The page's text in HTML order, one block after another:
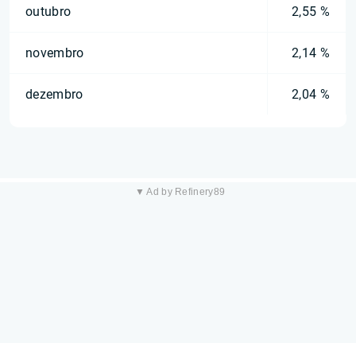
outubro 2,55 %
novembro 2,14 %
dezembro 2,04 %
▼ Ad by Refinery89